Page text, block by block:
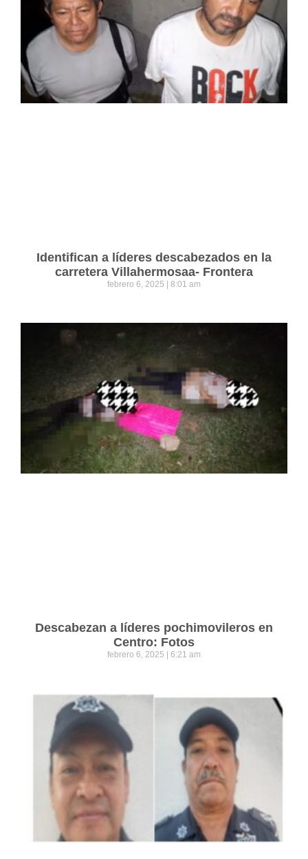
Identifican a líderes descabezados en la
carretera Villahermosaa- Frontera
febrero 6, 2025 8:01 am
Descabezan a líderes pochimovileros en
Centro: Fotos
febrero 6, 2025 6:21 am